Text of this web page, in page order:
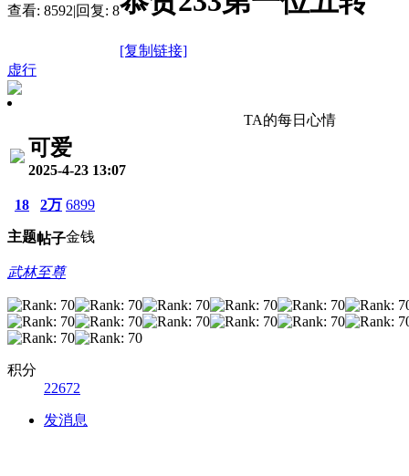
查看: 8592|回复: 8
[复制链接]
虚行
TA的每日心情
可爱
2025-4-23 13:07
18
主题
2万
帖子
6899
金钱
武林至尊
积分
22672
发消息